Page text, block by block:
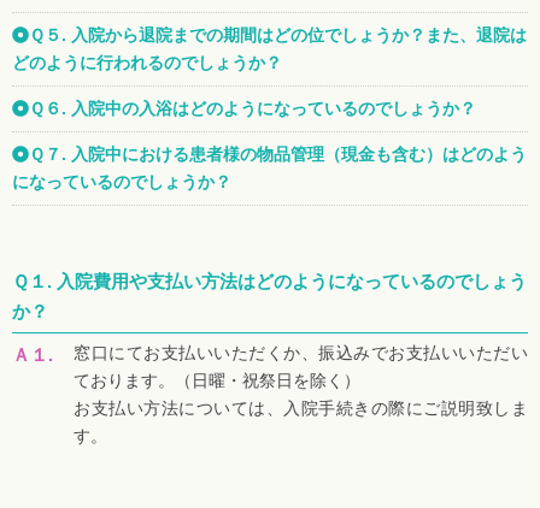
Ｑ５. 入院から退院までの期間はどの位でしょうか？また、退院は
どのように行われるのでしょうか？
Ｑ６. 入院中の入浴はどのようになっているのでしょうか？
Ｑ７. 入院中における患者様の物品管理（現金も含む）はどのよう
になっているのでしょうか？
Ｑ１. 入院費用や支払い方法はどのようになっているのでしょう
か？
Ａ１.
窓口にてお支払いいただくか、振込みでお支払いいただい
ております。（日曜・祝祭日を除く）
お支払い方法については、入院手続きの際にご説明致しま
す。